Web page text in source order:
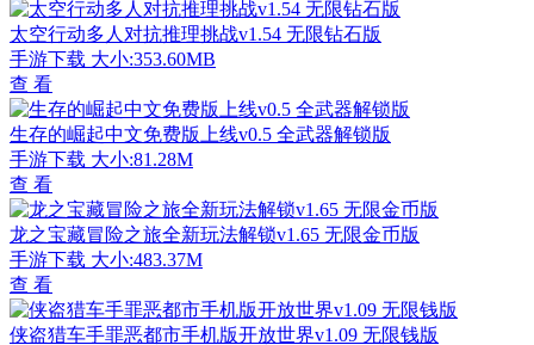
太空行动多人对抗推理挑战v1.54 无限钻石版
手游下载 大小:353.60MB
查 看
生存的崛起中文免费版上线v0.5 全武器解锁版
手游下载 大小:81.28M
查 看
龙之宝藏冒险之旅全新玩法解锁v1.65 无限金币版
手游下载 大小:483.37M
查 看
侠盗猎车手罪恶都市手机版开放世界v1.09 无限钱版